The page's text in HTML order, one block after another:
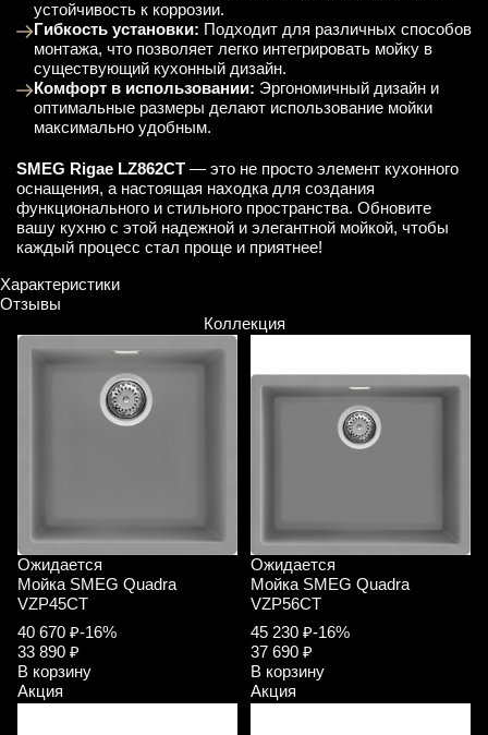
устойчивость к коррозии.
Гибкость установки: Подходит для различных способов
монтажа, что позволяет легко интегрировать мойку в
существующий кухонный дизайн.
Комфорт в использовании: Эргономичный дизайн и
оптимальные размеры делают использование мойки
максимально удобным.
SMEG Rigae LZ862CT — это не просто элемент кухонного
оснащения, а настоящая находка для создания
функционального и стильного пространства. Обновите
вашу кухню с этой надежной и элегантной мойкой, чтобы
каждый процесс стал проще и приятнее!
Характеристики
Отзывы
Коллекция
Ожидается
Мойка SMEG Quadra
VZP45CT
40 670 ₽-16%
33 890 ₽
В корзину
Акция
Ожидается
Мойка SMEG Quadra
VZP56CT
45 230 ₽-16%
37 690 ₽
В корзину
Акция